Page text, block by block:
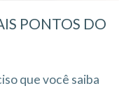
PONTOS DO
que você saiba